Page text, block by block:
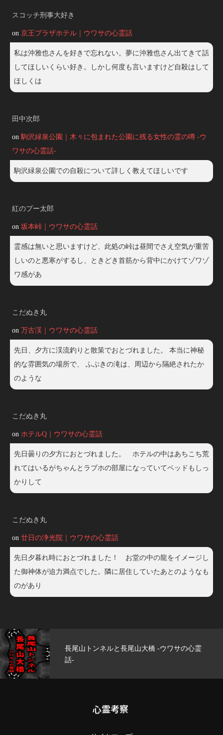
スコッチ刑事大好き
on 京王プラザホテル｜ウワサの心霊話
私は沖雅也さんを好きで忘れない。夢に沖雅也さん出てきて話
してほしいくらい好き。しかし何度も言いますけど自殺はして
ほしくは
田中次郎
on 駒沢緑泉公園｜木々に包まれた公園に残る女性の霊の噂 -ウ
ワサの心霊話-
駒沢緑泉公園での自殺について詳しく教えてほしいです
紅のプー太郎
on 坂本峠｜ウワサの心霊話
霊感は無いと思いますけど、此処の峠は昼間でさえ空気が重苦
しいのと悪寒がするし、ときどき首筋から背中にかけてゾワゾ
ワ感があ
こだぬき丸
on 万古渓｜ウワサの心霊話
先日、夕方に渓流釣りと散策でおとづれました。 本当に神秘
的な雰囲気の場所で、 ふぶきの滝は、周辺から隔絶されたか
のような
こだぬき丸
on ホテルQ｜ウワサの心霊話
先日曇りの夕方におとづれました。 ホテルの中はあちこち荒
れてはいるがちゃんとラブホの部屋になっていてベッドもしっ
かりして
こだぬき丸
on 廿日の浄光院｜ウワサの心霊話
先日夕暮れ時におとづれました！ お堂の中の龍をイメージし
た御神体が迫力満点でした。隣に居住していたあとのようなも
のがあり
尾山大橋 -ウワサの心霊
玄武洞公園 -ウワ
心霊考察